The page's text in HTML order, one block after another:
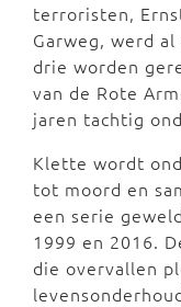
terroristen,
Garweg, werd
drie worden
van de Rote
jaren tachtig
Klette wordt
tot moord en
een serie
1999 en 2016.
die overvallen